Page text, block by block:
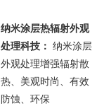
纳米涂层热辐射外观
处理科技： 纳米涂层
外观处理增强辐射散
热、美观时尚、有效
防蚀、环保